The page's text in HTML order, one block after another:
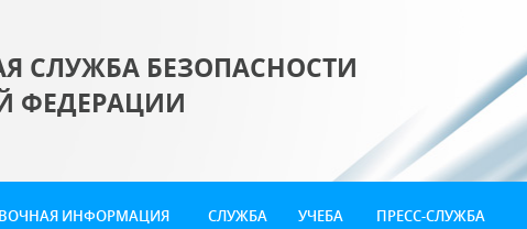
СЛУЖБА БЕЗОПАСНОСТИ
ФЕДЕРАЦИИ
ИНФОРМАЦИЯ СЛУЖБА УЧЕБА ПРЕСС-СЛУЖБА